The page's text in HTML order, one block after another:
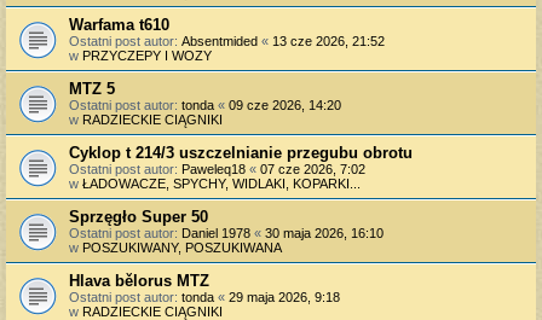
Warfama t610
Ostatni post autor: Absentmided « 13 cze 2026, 21:52
w PRZYCZEPY I WOZY
MTZ 5
Ostatni post autor: tonda « 09 cze 2026, 14:20
w RADZIECKIE CIĄGNIKI
Cyklop t 214/3 uszczelnianie przegubu obrotu
Ostatni post autor: Paweleq18 « 07 cze 2026, 7:02
w ŁADOWACZE, SPYCHY, WIDLAKI, KOPARKI...
Sprzęgło Super 50
Ostatni post autor: Daniel 1978 « 30 maja 2026, 16:10
w POSZUKIWANY, POSZUKIWANA
Hlava bělorus MTZ
Ostatni post autor: tonda « 29 maja 2026, 9:18
w RADZIECKIE CIĄGNIKI